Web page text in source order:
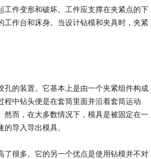
件变形和破坏。工件应支撑在夹紧点的下
作台和床身。当设计钻模和夹具时，夹紧
的装置。它基本上是由一个夹紧组件构成
中钻头便是在套筒里面并沿着套筒运动
而，在大多数情况下，模具是被固定在一
导入导出模具。
很多。它的另一个优点是使用钻模并不对